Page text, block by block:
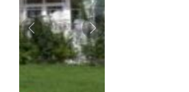
Zurück Weiter